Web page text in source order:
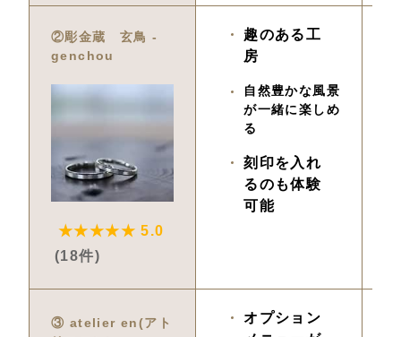
②彫金蔵　玄鳥 ‐
genchou
★★★★★ 5.0
(18件)
趣のある工
房
自然豊かな風景
が一緒に楽しめ
る
刻印を入れ
るのも体験
可能
③ atelier en(アト
オプション